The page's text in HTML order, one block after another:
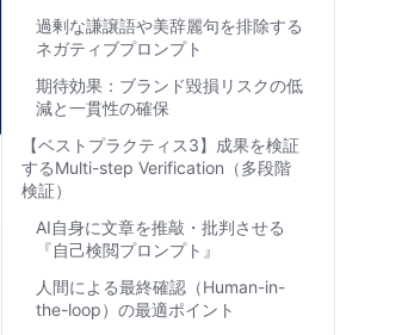
過剰な謙譲語や美辞麗句を排除する
ネガティブプロンプト
期待効果：ブランド毀損リスクの低
減と一貫性の確保
【ベストプラクティス3】成果を検証
するMulti-step Verification（多段階
検証）
AI自身に文章を推敲・批判させる
『自己検閲プロンプト』
人間による最終確認（Human-in-
the-loop）の最適ポイント